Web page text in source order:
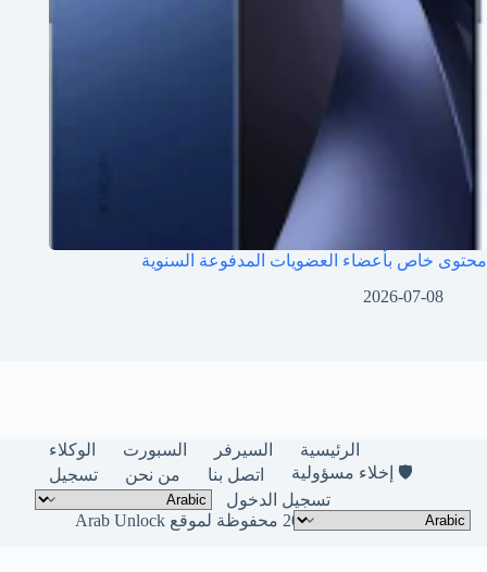
محتوى خاص بأعضاء العضويات المدفوعة السنوية
2026-07-08
الرئيسية السيرفر السبورت
الوكلاء
🛡️ إخلاء مسؤولية
اتصل بنا من نحن
تسجيل
تسجيل الدخول
حقوق النشر © لعام 2026 محفوظة لموقع Arab Unlock